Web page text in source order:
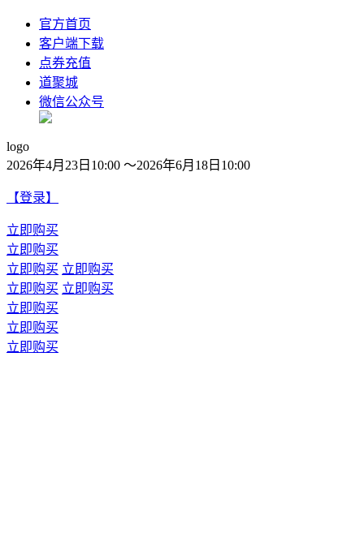
官方首页
客户端下载
点券充值
道聚城
微信公众号
logo
2026年4月23日10:00 ～2026年6月18日10:00
【登录】
立即购买
立即购买
立即购买 立即购买
立即购买 立即购买
立即购买
立即购买
立即购买